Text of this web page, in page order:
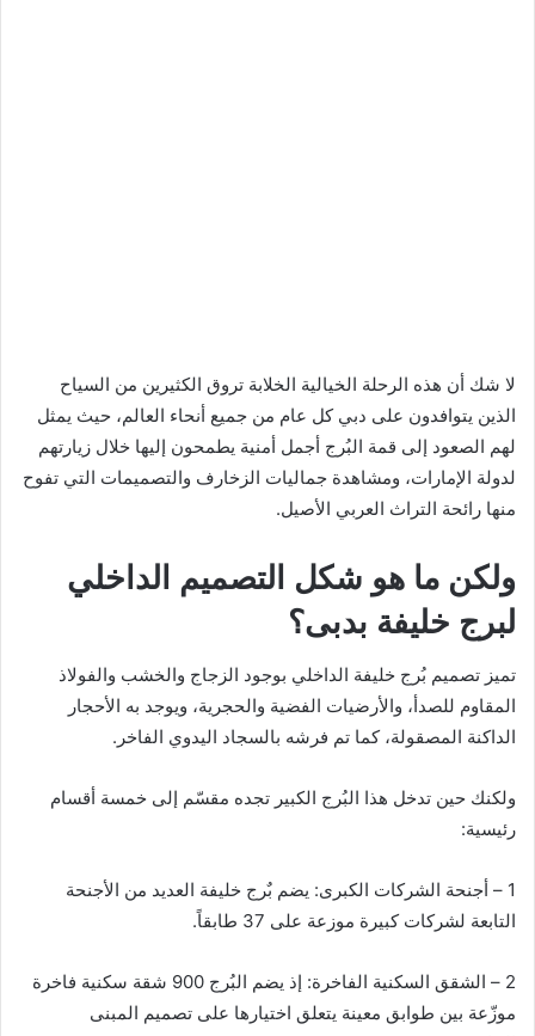
لا شك أن هذه الرحلة الخيالية الخلابة تروق الكثيرين من السياح
الذين يتوافدون على دبي كل عام من جميع أنحاء العالم، حيث يمثل
لهم الصعود إلى قمة البُرج أجمل أمنية يطمحون إليها خلال زيارتهم
لدولة الإمارات، ومشاهدة جماليات الزخارف والتصميمات التي تفوح
منها رائحة التراث العربي الأصيل.
ولكن ما هو شكل التصميم الداخلي
لبرج خليفة بدبى؟
تميز تصميم بُرج خليفة الداخلي بوجود الزجاج والخشب والفولاذ
المقاوم للصدأ، والأرضيات الفضية والحجرية، ويوجد به الأحجار
الداكنة المصقولة، كما تم فرشه بالسجاد اليدوي الفاخر.
ولكنك حين تدخل هذا البُرج الكبير تجده مقسّم إلى خمسة أقسام
رئيسية:
1 – أجنحة الشركات الكبرى: يضم بٌرج خليفة العديد من الأجنحة
التابعة لشركات كبيرة موزعة على 37 طابقاً.
2 – الشقق السكنية الفاخرة: إذ يضم البُرج 900 شقة سكنية فاخرة
موزّعة بين طوابق معينة يتعلق اختيارها على تصميم المبنى